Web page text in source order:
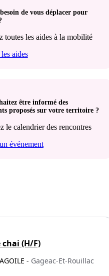
de vous déplacer pour
toutes les aides à la mobilité
aides
être informé des
proposés sur votre territoire ?
le calendrier des rencontres
événement
(H/F)
- Gageac-Et-Rouillac